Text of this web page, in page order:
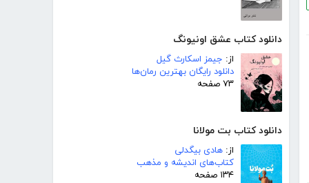
دانلود کتاب عشق اونیونگ
از: جیمز اسکارث گیل
دانلود رایگان بهترین رمان‌ها
۷۳ صفحه
دانلود کتاب بت مولانا
از: هادی بیگدلی
کتاب‌های اندیشه و مذهب
۱۳۴ صفحه